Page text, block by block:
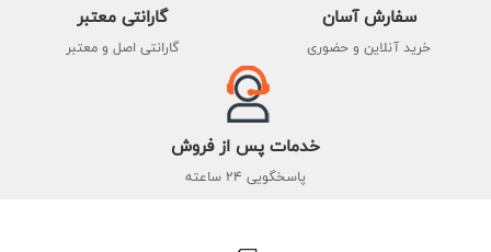
سفارش آسان
خرید آنلاین و حضوری
گارانتی معتبر
گارانتی اصل و معتبر
خدمات پس از فروش
پاسخگویی 24 ساعته